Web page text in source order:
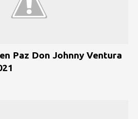
Paz Don Johnny Ventura